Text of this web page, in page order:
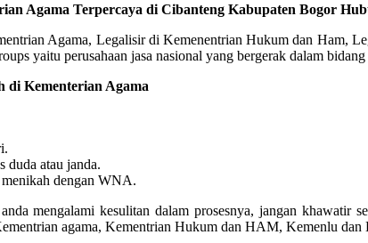
Agama Terpercaya di Cibanteng Kabupaten Bogor
Agama, Legalisir di Kemenentrian Hukum dan Ham,
yaitu perusahaan jasa nasional yang bergerak dalam
di Kementerian Agama
duda atau janda.
dengan WNA.
mengalami kesulitan dalam prosesnya, jangan khawatir
agama, Kementrian Hukum dan HAM, Kemenlu dan